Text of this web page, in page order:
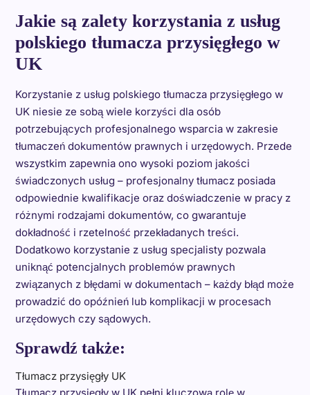
Jakie są zalety korzystania z usług
polskiego tłumacza przysięgłego w
UK
Korzystanie z usług polskiego tłumacza przysięgłego w
UK niesie ze sobą wiele korzyści dla osób
potrzebujących profesjonalnego wsparcia w zakresie
tłumaczeń dokumentów prawnych i urzędowych. Przede
wszystkim zapewnia ono wysoki poziom jakości
świadczonych usług – profesjonalny tłumacz posiada
odpowiednie kwalifikacje oraz doświadczenie w pracy z
różnymi rodzajami dokumentów, co gwarantuje
dokładność i rzetelność przekładanych treści.
Dodatkowo korzystanie z usług specjalisty pozwala
uniknąć potencjalnych problemów prawnych
związanych z błędami w dokumentach – każdy błąd może
prowadzić do opóźnień lub komplikacji w procesach
urzędowych czy sądowych.
Sprawdź także:
Tłumacz przysięgły UK